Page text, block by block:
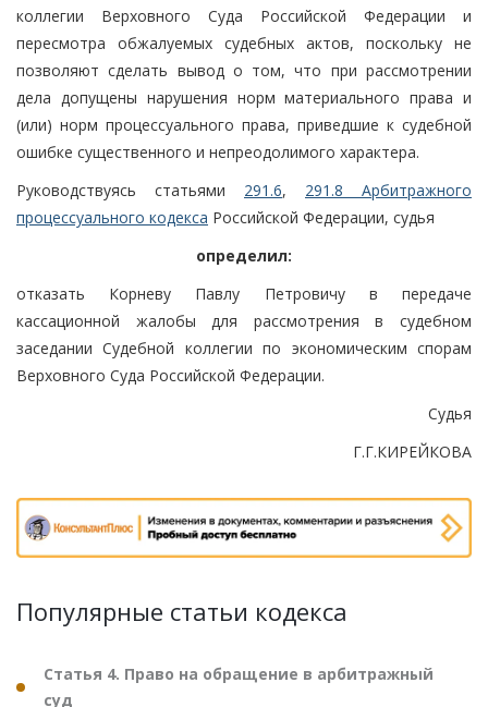
коллегии Верховного Суда Российской Федерации и
пересмотра обжалуемых судебных актов, поскольку не
позволяют сделать вывод о том, что при рассмотрении
дела допущены нарушения норм материального права и
(или) норм процессуального права, приведшие к судебной
ошибке существенного и непреодолимого характера.
Руководствуясь статьями 291.6, 291.8 Арбитражного
процессуального кодекса Российской Федерации, судья
определил:
отказать Корневу Павлу Петровичу в передаче
кассационной жалобы для рассмотрения в судебном
заседании Судебной коллегии по экономическим спорам
Верховного Суда Российской Федерации.
Судья
Г.Г.КИРЕЙКОВА
Популярные статьи кодекса
Статья 4. Право на обращение в арбитражный
суд